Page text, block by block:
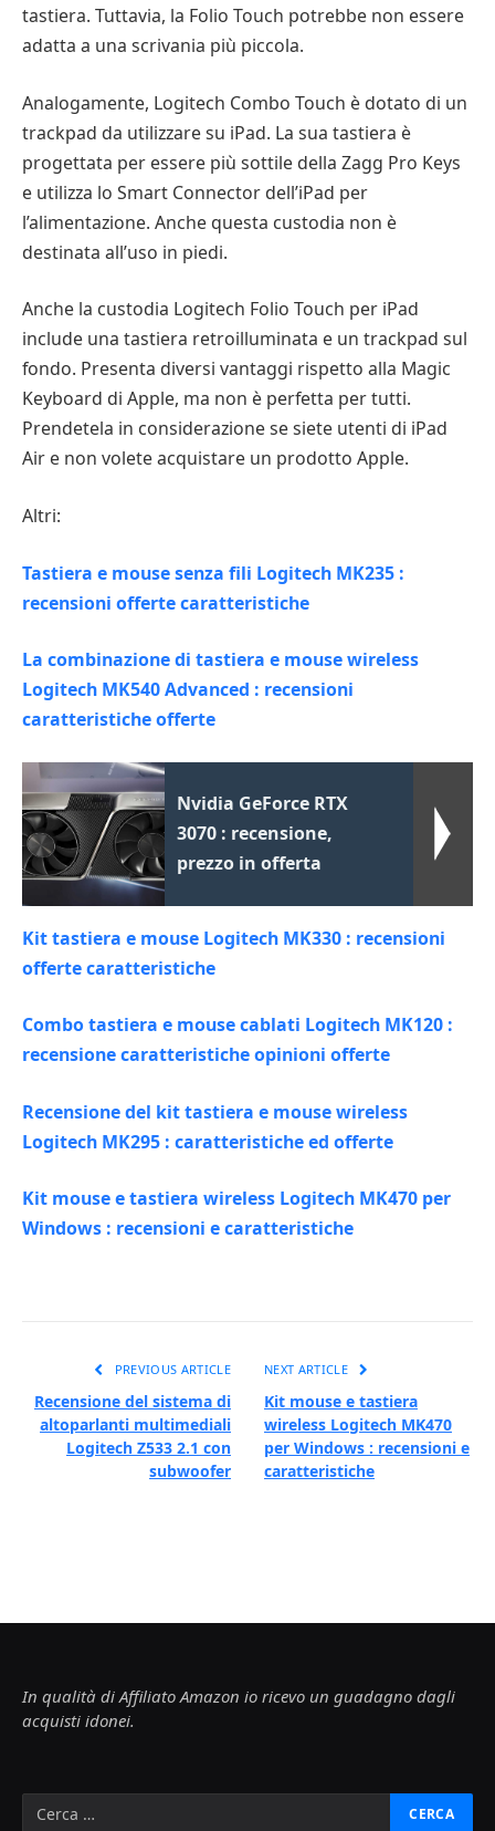
tastiera. Tuttavia, la Folio Touch potrebbe non essere
adatta a una scrivania più piccola.
Analogamente, Logitech Combo Touch è dotato di un
trackpad da utilizzare su iPad. La sua tastiera è
progettata per essere più sottile della Zagg Pro Keys
e utilizza lo Smart Connector dell’iPad per
l’alimentazione. Anche questa custodia non è
destinata all’uso in piedi.
Anche la custodia Logitech Folio Touch per iPad
include una tastiera retroilluminata e un trackpad sul
fondo. Presenta diversi vantaggi rispetto alla Magic
Keyboard di Apple, ma non è perfetta per tutti.
Prendetela in considerazione se siete utenti di iPad
Air e non volete acquistare un prodotto Apple.
Altri:
Tastiera e mouse senza fili Logitech MK235 :
recensioni offerte caratteristiche
La combinazione di tastiera e mouse wireless
Logitech MK540 Advanced : recensioni
caratteristiche offerte
Nvidia GeForce RTX
3070 : recensione,
prezzo in offerta
Kit tastiera e mouse Logitech MK330 : recensioni
offerte caratteristiche
Combo tastiera e mouse cablati Logitech MK120 :
recensione caratteristiche opinioni offerte
Recensione del kit tastiera e mouse wireless
Logitech MK295 : caratteristiche ed offerte
Kit mouse e tastiera wireless Logitech MK470 per
Windows : recensioni e caratteristiche
PREVIOUS ARTICLE
Recensione del sistema di
altoparlanti multimediali
Logitech Z533 2.1 con
subwoofer
NEXT ARTICLE
Kit mouse e tastiera
wireless Logitech MK470
per Windows : recensioni e
caratteristiche
In qualità di Affiliato Amazon io ricevo un guadagno dagli
acquisti idonei.